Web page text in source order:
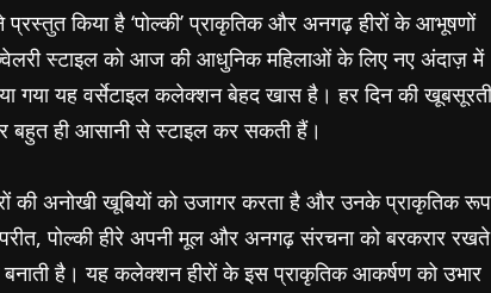
किया है ‘पोल्की’ प्राकृतिक और अनगढ़ हीरों के आभूषणों
स्टाइल को आज की आधुनिक महिलाओं के लिए नए अंदाज़ में
गया यह वर्सेटाइल कलेक्शन बेहद खास है। हर दिन की खूबसूरती
ही आसानी से स्टाइल कर सकती हैं।
की अनोखी खूबियों को उजागर करता है और उनके प्राकृतिक रूप
पोल्की हीरे अपनी मूल और अनगढ़ संरचना को बरकरार रखते
है। यह कलेक्शन हीरों के इस प्राकृतिक आकर्षण को उभार